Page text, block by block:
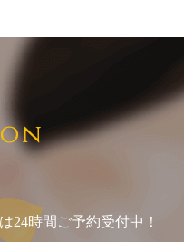
24時間ご予約受付中！